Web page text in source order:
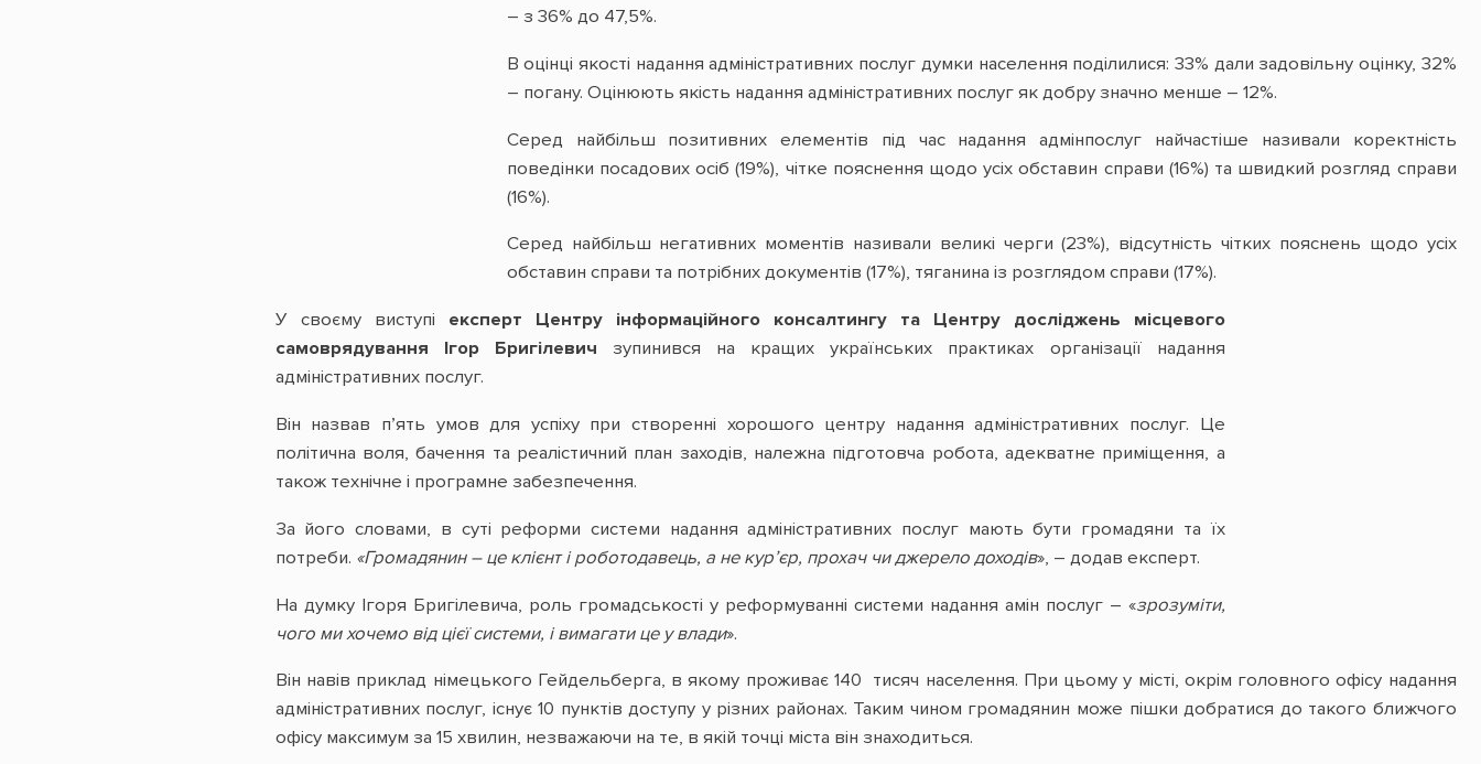
– з 36% до 47,5%.
В оцінці якості надання адміністративних послуг думки населення поділилися: 33% дали задовільну оцінку, 32%
– погану. Оцінюють якість надання адміністративних послуг як добру значно менше – 12%.
Серед найбільш позитивних елементів під час надання адмінпослуг найчастіше називали коректність
поведінки посадових осіб (19%), чітке пояснення щодо усіх обставин справи (16%) та швидкий розгляд справи
(16%).
Серед найбільш негативних моментів називали великі черги (23%), відсутність чітких пояснень щодо усіх
обставин справи та потрібних документів (17%), тяганина із розглядом справи (17%).
У своєму виступі експерт Центру інформаційного консалтингу та Центру досліджень місцевого
самоврядування Ігор Бригілевич зупинився на кращих українських практиках організації надання
адміністративних послуг.
Він назвав п’ять умов для успіху при створенні хорошого центру надання адміністративних послуг. Це
політична воля, бачення та реалістичний план заходів, належна підготовча робота, адекватне приміщення, а
також технічне і програмне забезпечення.
За його словами, в суті реформи системи надання адміністративних послуг мають бути громадяни та їх
потреби. «Громадянин – це клієнт і роботодавець, а не кур’єр, прохач чи джерело доходів», – додав експерт.
На думку Ігоря Бригілевича, роль громадськості у реформуванні системи надання амін послуг – «зрозуміти,
чого ми хочемо від цієї системи, і вимагати це у влади».
Він навів приклад німецького Гейдельберга, в якому проживає 140 тисяч населення. При цьому у місті, окрім головного офісу надання
адміністративних послуг, існує 10 пунктів доступу у різних районах. Таким чином громадянин може пішки добратися до такого ближчого
офісу максимум за 15 хвилин, незважаючи на те, в якій точці міста він знаходиться.